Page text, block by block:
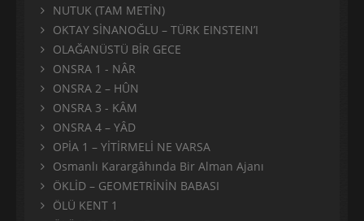
NUTUK (TAM METİN)
OKTAY SİNANOĞLU – TÜRK EINSTEIN’I
OLAĞANÜSTÜ BİR GECE
ONSRA 1 - NÂR
ONSRA 2 – HÛN
ONSRA 3 - KÂM
ONSRA 4 – YÂD
OPİA 1 – YİTİRMELİ NE VARSA
Osmanlı Karargâhında Bir Alman Ajanı
ÖKLİD – GEOMETRİNİN BABASI
ÖLÜ KENT 1